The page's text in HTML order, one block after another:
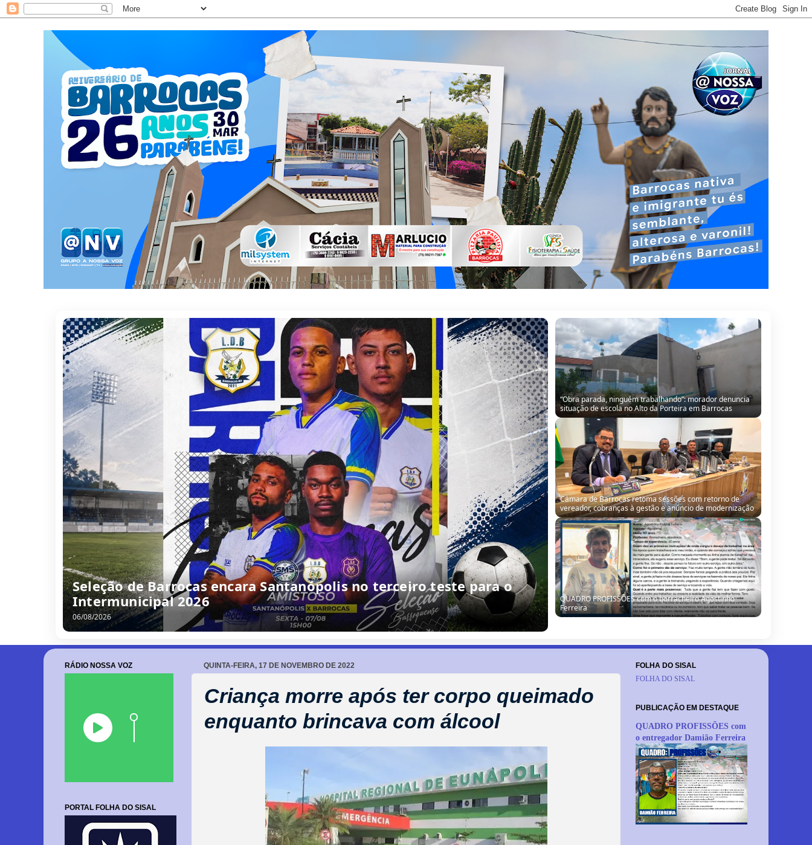
Seleção de Barrocas encara Santanópolis no terceiro teste para o
Intermunicipal 2026
06/08/2026
“Obra parada, ninguém trabalhando”: morador denuncia
situação de escola no Alto da Porteira em Barrocas
Câmara de Barrocas retoma sessões com retorno de
vereador, cobranças à gestão e anúncio de modernização
QUADRO PROFISSÕES com o borracheiro Agostinho
Ferreira
QUINTA-FEIRA, 17 DE NOVEMBRO DE 2022
Criança morre após ter corpo queimado
enquanto brincava com álcool
RÁDIO NOSSA VOZ
PORTAL FOLHA DO SISAL
FOLHA DO SISAL
FOLHA DO SISAL
PUBLICAÇÃO EM DESTAQUE
QUADRO PROFISSÕES com
o entregador Damião Ferreira